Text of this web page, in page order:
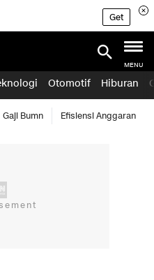
Get
MENU
Otomotif Hiburan
Gaji Bumn Efisiensi Anggaran